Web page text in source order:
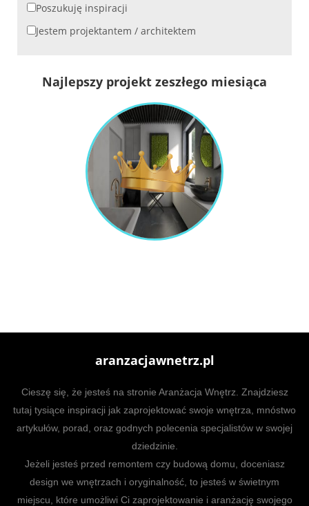
Poszukuję inspiracji
Jestem projektantem / architektem
Najlepszy projekt zeszłego miesiąca
aranzacjawnetrz.pl
Cieszę się, że jesteś na stronie Aranżacja Wnętrz. Znajdziesz
tutaj tysiące inspiracji jak zaprojektować swoje wnętrza, mnóstwo
artykułów, porad, oraz godnych polecenia specjalistów w swojej
dziedzinie.
Jeżeli jesteś przed remontem czy budową domu, doceniasz
design we wnętrzach i oryginalność, to jesteś w świetnym
miejscu, które umożliwi Ci zaprojektowanie i aranżację swojego